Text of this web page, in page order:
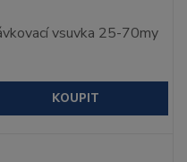
vsuvka 25-70my
KOUPIT